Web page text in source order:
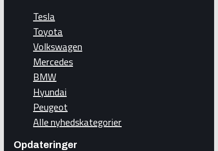
Tesla
Toyota
Volkswagen
Mercedes
BMW
Hyundai
Peugeot
Alle nyhedskategorier
Opdateringer